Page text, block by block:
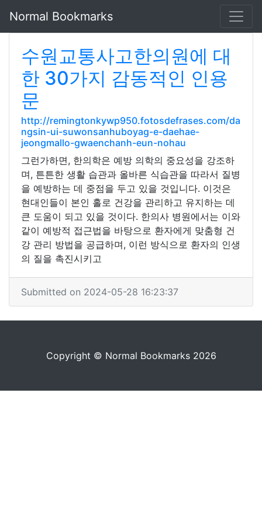
Normal Bookmarks
수원교통사고한의원에 대
한 30가지 감동적인 인용
문
http://remingtonkywp950.fotosdefrases.com/da
ngsin-ui-suwonsanhuboyag-e-daehae-
jeongmallo-gwaenchanh-eun-nohau
그런가하면, 한의학은 예방 의학의 중요성을 강조하
며, 튼튼한 생활 습관과 올바른 식습관을 따라서 질병
을 예방하는 데 중점을 두고 있을 것입니다. 이것은
현대인들이 본인 홀로 건강을 관리하고 유지하는 데
큰 도움이 되고 있을 것이다. 한의사 병원에서는 이와
같이 예방적 접근법을 바탕으로 환자에게 맞춤형 건
강 관리 방법을 공급하며, 이런 방식으로 환자의 인생
의 질을 촉진시키고
Submitted on 2024-05-28 16:23:37
Copyright © Normal Bookmarks 2026